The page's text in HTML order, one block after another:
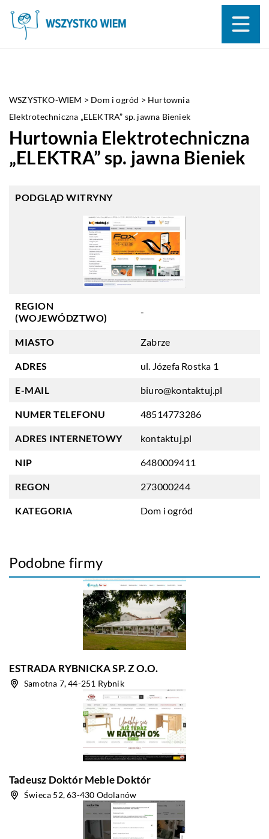
WSZYSTKO-WIEM > Dom i ogród > Hurtownia
Elektrotechniczna „ELEKTRA” sp. jawna Bieniek
Hurtownia Elektrotechniczna
„ELEKTRA” sp. jawna Bieniek
PODGLĄD WITRYNY
REGION
(WOJEWÓDZTWO)
-
MIASTO Zabrze
ADRES ul. Józefa Rostka 1
E-MAIL biuro@kontaktuj.pl
NUMER TELEFONU 48514773286
ADRES INTERNETOWY kontaktuj.pl
NIP 6480009411
REGON 273000244
KATEGORIA Dom i ogród
Podobne firmy
ESTRADA RYBNICKA SP. Z O.O.
Samotna 7, 44-251 Rybnik
Tadeusz Doktór Meble Doktór
Świeca 52, 63-430 Odolanów